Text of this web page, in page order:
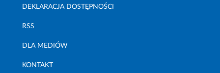
DEKLARACJA DOSTĘPNOŚCI
RSS
DLA MEDIÓW
KONTAKT